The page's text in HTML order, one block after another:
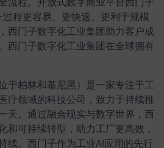
程更容易、更快速、更利于规模
西门子数字化工业集团助力客户成
西门子数字化工业集团在全球拥有
位于柏林和慕尼黑）是一家专注于工
疗领域的科技公司，致力于持续推
天。通过融合现实与数字世界，西
和可持续转型，助力工厂更高效，
续。西门子作为工业AI应用的先行